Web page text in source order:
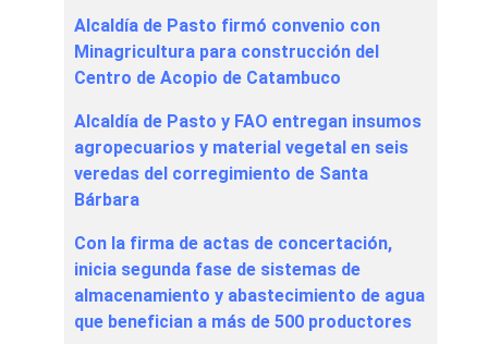
Alcaldía de Pasto firmó convenio con
Minagricultura para construcción del
Centro de Acopio de Catambuco
Alcaldía de Pasto y FAO entregan insumos
agropecuarios y material vegetal en seis
veredas del corregimiento de Santa
Bárbara
Con la firma de actas de concertación,
inicia segunda fase de sistemas de
almacenamiento y abastecimiento de agua
que benefician a más de 500 productores